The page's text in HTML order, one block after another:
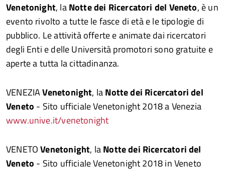
Venetonight, laNotte dei Ricercatori del Veneto, è un
evento rivolto a tutte le fasce di età e le tipologie di
pubblico. Le attività offerte e animate dai ricercatori
degli Enti e delle Università promotori sono gratuite e
aperte a tutta la cittadinanza.
VENEZIAVenetonight, laNotte dei Ricercatori del
Veneto - Sito ufficiale Venetonight 2018 a Venezia
www.unive.it/venetonight
VENETOVenetonight, laNotte dei Ricercatori del
Veneto - Sito ufficiale Venetonight 2018 in Veneto